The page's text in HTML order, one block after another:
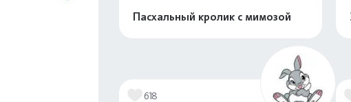
Пасхальный кролик с мимозой
618